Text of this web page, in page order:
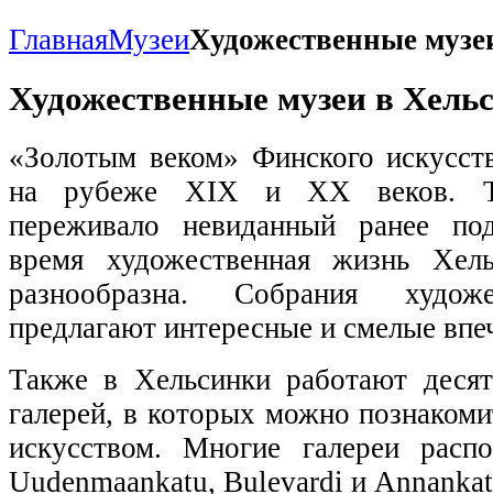
ГлавнаяМузеиХудожественные
Художественные музеи в
«Золотым веком» Финского
на рубеже XIX и XX веков.
переживало невиданный ранее
время художественная жизнь
разнообразна. Собрания
предлагают интересные и смелые
Также в Хельсинки работают
галерей, в которых можно
искусством. Многие галереи
Uudenmaankatu, Bulevardi и